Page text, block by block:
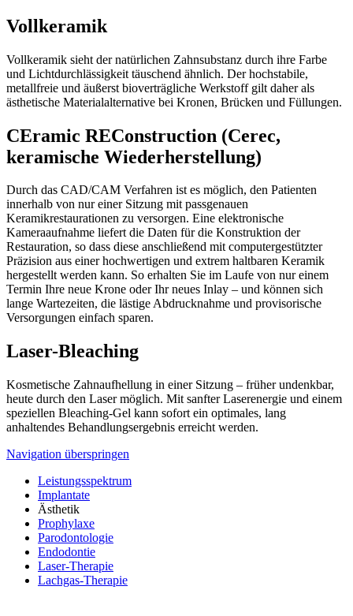
Vollkeramik
Vollkeramik sieht der natürlichen Zahnsubstanz durch ihre Farbe
und Lichtdurchlässigkeit täuschend ähnlich. Der hochstabile,
metallfreie und äußerst bioverträgliche Werkstoff gilt daher als
ästhetische Materialalternative bei Kronen, Brücken und Füllungen.
CEramic REConstruction (Cerec,
keramische Wiederherstellung)
Durch das CAD/CAM Verfahren ist es möglich, den Patienten
innerhalb von nur einer Sitzung mit passgenauen
Keramikrestaurationen zu versorgen. Eine elektronische
Kameraaufnahme liefert die Daten für die Konstruktion der
Restauration, so dass diese anschließend mit computergestützter
Präzision aus einer hochwertigen und extrem haltbaren Keramik
hergestellt werden kann. So erhalten Sie im Laufe von nur einem
Termin Ihre neue Krone oder Ihr neues Inlay – und können sich
lange Wartezeiten, die lästige Abdrucknahme und provisorische
Versorgungen einfach sparen.
Laser-Bleaching
Kosmetische Zahnaufhellung in einer Sitzung – früher undenkbar,
heute durch den Laser möglich. Mit sanfter Laserenergie und einem
speziellen Bleaching-Gel kann sofort ein optimales, lang
anhaltendes Behandlungsergebnis erreicht werden.
Navigation überspringen
Leistungsspektrum
Implantate
Ästhetik
Prophylaxe
Parodontologie
Endodontie
Laser-Therapie
Lachgas-Therapie